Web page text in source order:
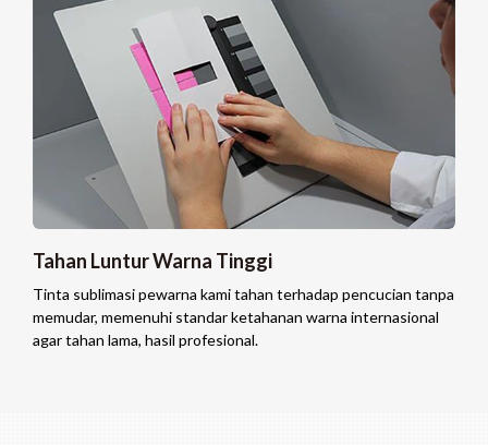
Tahan Luntur Warna Tinggi
Tinta sublimasi pewarna kami tahan terhadap pencucian tanpa
memudar, memenuhi standar ketahanan warna internasional
agar tahan lama, hasil profesional.